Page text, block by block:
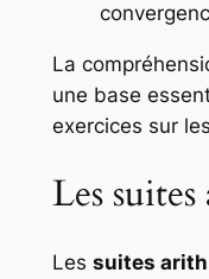
La
une base
exercices sur
Les
Les suites